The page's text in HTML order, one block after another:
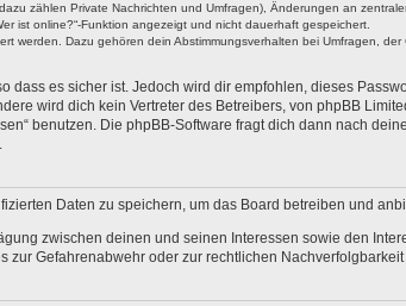
zählen Private Nachrichten und Umfragen), Änderungen an
ist online?“-Funktion angezeigt und nicht dauerhaft gespeichert.
werden. Dazu gehören dein Abstimmungsverhalten bei Umfragen,
es sicher ist. Jedoch wird dir empfohlen, dieses
wird dich kein Vertreter des Betreibers, von phpBB
benutzen. Die phpBB-Software fragt dich dann nach
Daten zu speichern, um das Board betreiben und
zwischen deinen und seinen Interessen sowie den
Gefahrenabwehr oder zur rechtlichen Nachverfolgbarkeit